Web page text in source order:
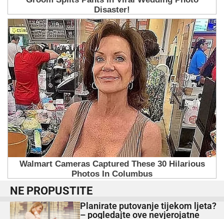
NE PROPUSTITE
Planirate putovanje tijekom ljeta?
– pogledajte ove nevjerojatne